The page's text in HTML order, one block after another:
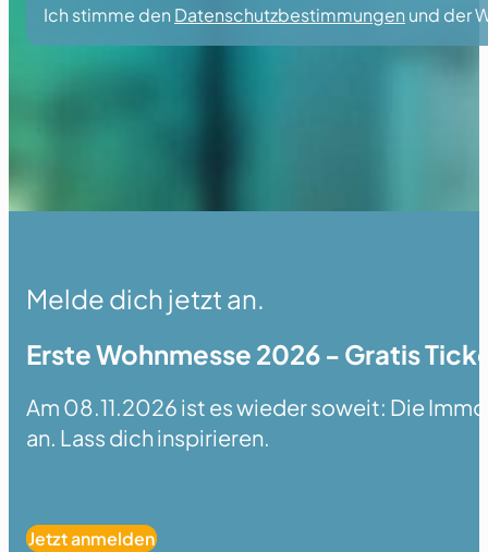
Ich stimme den Datenschutzbestimmungen und der
Melde dich jetzt an.
Erste Wohnmesse 2026 - Gratis
Am 08.11.2026 ist es wieder soweit: Die
an. Lass dich inspirieren.
Jetzt anmelden